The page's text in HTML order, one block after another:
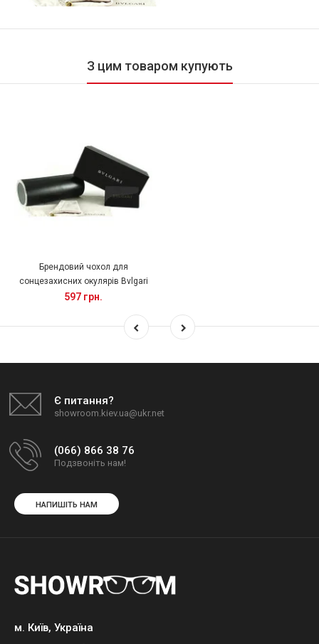
З цим товаром купують
Брендовий чохол для
сонцезахисних окулярів Bvlgari
597 грн.
Є питання?
showroom.kiev.ua@ukr.net
(066) 866 38 76
Подзвоніть нам!
НАПИШІТЬ НАМ
м. Київ, Україна